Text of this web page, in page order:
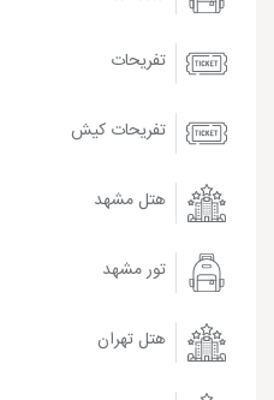
تفریحات
تفریحات کیش
هتل مشهد
تور مشهد
هتل تهران